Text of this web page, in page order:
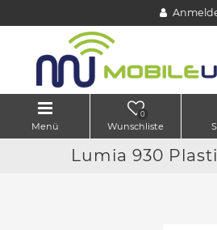
Menü
0
Wunschliste
Lumia 930